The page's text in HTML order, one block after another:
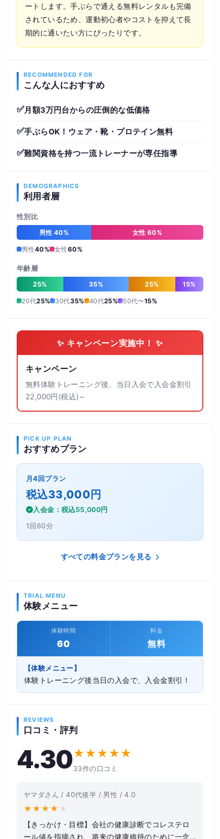
ートします。手ぶらで通える無料レンタルも完備
されているため、運動初心者やコストを抑えて長
期的に通いたい方にぴったりです。
RECOMMENDED FOR
こんな人におすすめ
✅月額3万円台からの圧倒的な低価格
✅手ぶらOK！ウェア・靴・プロテイン無料
✅難関資格を持つ一流トレーナーが専任指導
DEMOGRAPHICS
利用者層
性別比
男性 40% 女性 60%
男性40% 女性60%
年齢層
25% 35% 25% 15%
20代25% 30代35% 40代25% 50代〜15%
✨ キャンペーン実施中！ ✨
キャンペーン
無料体験トレーニング後、当日入会で入会金割引
22,000円(税込)～
PICK UP PLAN
おすすめプラン
月4回プラン
税込33,000円
入会金：税込55,000円
1回60分
すべての料金プランを見る
TRIAL MENU
体験メニュー
体験時間
60
料金
無料
【体験メニュー】
体験トレーニング後当日の入会で、入会金割引！
REVIEWS
口コミ・評判
4.30★★★★★
33件の口コミ
ヤマダさん / 40代後半 / 男性 / 4.0
★ ★ ★ ★ ★
【きっかけ・目標】会社の健康診断でコレステロ
ール値を指摘され、将来の健康維持のために一念